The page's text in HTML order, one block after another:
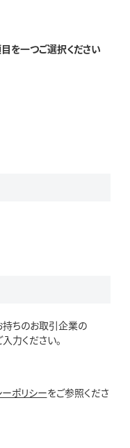
を一つご選択ください
ちのお取引企業の
力ください。
ポリシーをご参照くださ